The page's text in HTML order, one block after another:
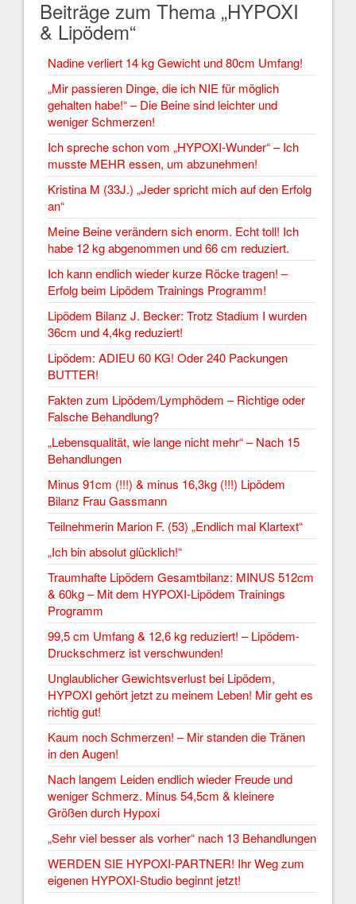
Beiträge zum Thema „HYPOXI
& Lipödem“
Nadine verliert 14 kg Gewicht und 80cm Umfang!
„Mir passieren Dinge, die ich NIE für möglich
gehalten habe!“ – Die Beine sind leichter und
weniger Schmerzen!
Ich spreche schon vom „HYPOXI-Wunder“ – Ich
musste MEHR essen, um abzunehmen!
Kristina M (33J.) „Jeder spricht mich auf den Erfolg
an“
Meine Beine verändern sich enorm. Echt toll! Ich
habe 12 kg abgenommen und 66 cm reduziert.
Ich kann endlich wieder kurze Röcke tragen! –
Erfolg beim Lipödem Trainings Programm!
Lipödem Bilanz J. Becker: Trotz Stadium I wurden
36cm und 4,4kg reduziert!
Lipödem: ADIEU 60 KG! Oder 240 Packungen
BUTTER!
Fakten zum Lipödem/Lymphödem – Richtige oder
Falsche Behandlung?
„Lebensqualität, wie lange nicht mehr“ – Nach 15
Behandlungen
Minus 91cm (!!!) & minus 16,3kg (!!!) Lipödem
Bilanz Frau Gassmann
Teilnehmerin Marion F. (53) „Endlich mal Klartext“
„Ich bin absolut glücklich!“
Traumhafte Lipödem Gesamtbilanz: MINUS 512cm
& 60kg – Mit dem HYPOXI-Lipödem Trainings
Programm
99,5 cm Umfang & 12,6 kg reduziert! – Lipödem-
Druckschmerz ist verschwunden!
Unglaublicher Gewichtsverlust bei Lipödem,
HYPOXI gehört jetzt zu meinem Leben! Mir geht es
richtig gut!
Kaum noch Schmerzen! – Mir standen die Tränen
in den Augen!
Nach langem Leiden endlich wieder Freude und
weniger Schmerz. Minus 54,5cm & kleinere
Größen durch Hypoxi
„Sehr viel besser als vorher“ nach 13 Behandlungen
WERDEN SIE HYPOXI-PARTNER! Ihr Weg zum
eigenen HYPOXI-Studio beginnt jetzt!